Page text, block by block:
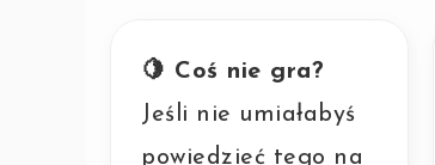
🍋 Coś nie gra?
Jeśli nie umiałabyś
powiedzieć tego na